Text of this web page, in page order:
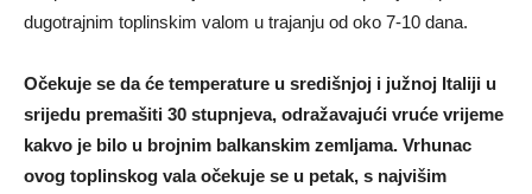
dugotrajnim toplinskim valom u trajanju od oko 7-10 dana.
Očekuje se da će temperature u središnjoj i južnoj Italiji u
srijedu premašiti 30 stupnjeva, odražavajući vruće vrijeme
kakvo je bilo u brojnim balkanskim zemljama. Vrhunac
ovog toplinskog vala očekuje se u petak, s najvišim